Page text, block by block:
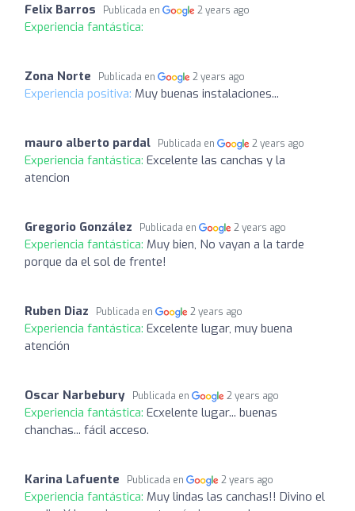
Felix Barros Publicada en 2 years ago
Experiencia fantástica:
Zona Norte Publicada en 2 years ago
Experiencia positiva: Muy buenas instalaciones...
mauro alberto pardal Publicada en 2 years ago
Experiencia fantástica: Excelente las canchas y la
atencion
Gregorio González Publicada en 2 years ago
Experiencia fantástica: Muy bien, No vayan a la tarde
porque da el sol de frente!
Ruben Diaz Publicada en 2 years ago
Experiencia fantástica: Excelente lugar, muy buena
atención
Oscar Narbebury Publicada en 2 years ago
Experiencia fantástica: Ecxelente lugar... buenas
chanchas... fácil acceso.
Karina Lafuente Publicada en 2 years ago
Experiencia fantástica: Muy lindas las canchas!! Divino el